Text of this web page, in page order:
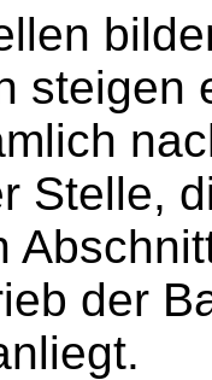
steigen
Stelle,
der